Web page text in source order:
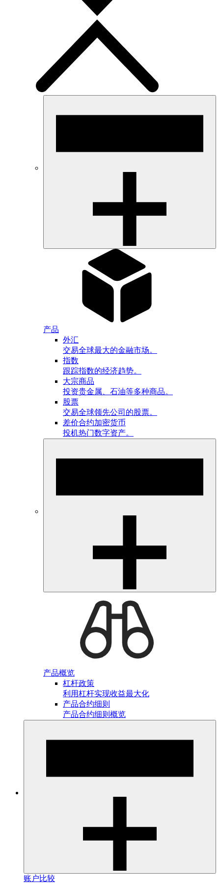
产品
外汇
交易全球最大的金融市场。
指数
跟踪指数的经济趋势。
大宗商品
投资贵金属、石油等多种商品。
股票
交易全球领先公司的股票。
差价合约加密货币
投机热门数字资产。
产品概览
杠杆政策
利用杠杆实现收益最大化
产品合约细则
产品合约细则概览
账户比较